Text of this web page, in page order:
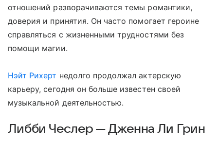
отношений разворачиваются темы романтики,
доверия и принятия. Он часто помогает героине
справляться с жизненными трудностями без
помощи магии.
Нэйт Рихерт недолго продолжал актерскую
карьеру, сегодня он больше известен своей
музыкальной деятельностью.
Либби Чеслер — Дженна Ли Грин